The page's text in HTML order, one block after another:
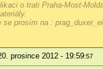
o trati Praha-Most-
se prosím na :
prosince 2012 - 19:59:57